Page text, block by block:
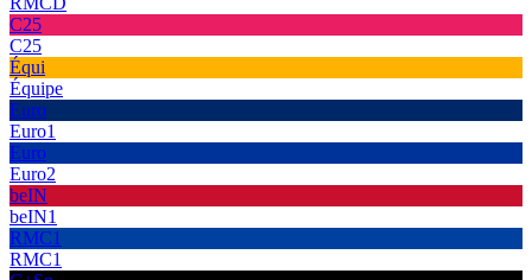
C25
C25
Équi
Équipe
Euro
Euro1
Euro
Euro2
beIN
beIN1
RMC1
RMC1